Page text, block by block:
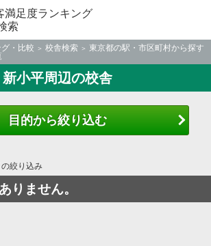
満足度ランキング
索
・比較 校舎検索
東京都の駅・市区町村から探す
新小平周辺の校舎
目的から絞り込む
絞り込み
りません。